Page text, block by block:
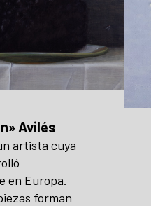
Avilés
artista cuya
en Europa.
forman